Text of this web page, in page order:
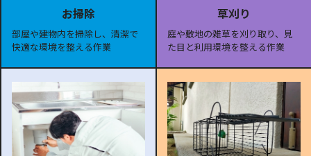
お掃除
部屋や建物内を掃除し、清潔で
快適な環境を整える作業
草刈り
庭や敷地の雑草を刈り取り、見
た目と利用環境を整える作業